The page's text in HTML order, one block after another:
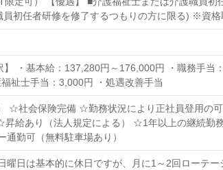
初任者研修を修了するつもりの方に限る) ※資
・基本給：137,280円～176,000円 ・職務手当
祉士手当：3,000円 ・処遇改善手当
☆社会保険完備 ☆勤務状況により正社員登用の
給あり（法人規定による） ☆1年以上の継続勤
勤可（無料駐車場あり）
日は基本的に休日ですが、月に1～2回ローテ